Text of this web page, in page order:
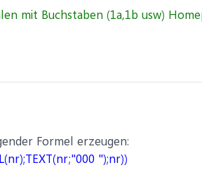
Formel erzeugen:
");nr))